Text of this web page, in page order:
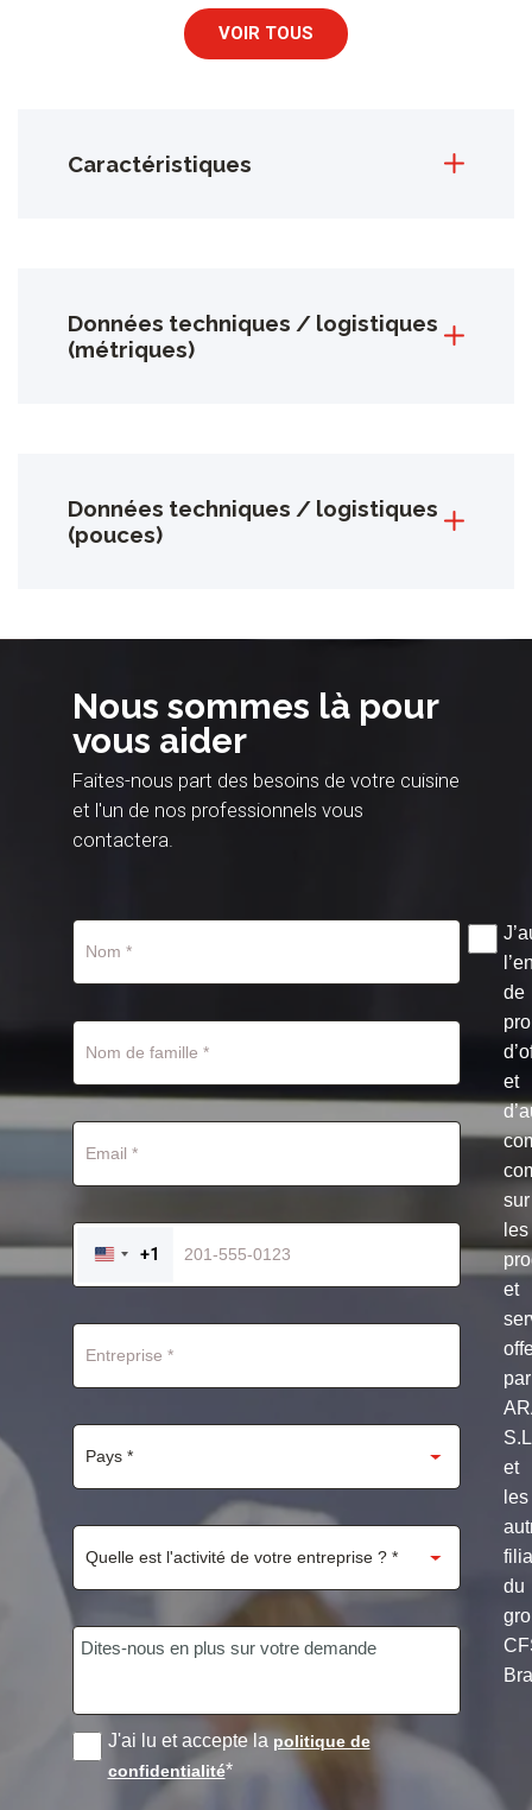
VOIR TOUS
Caractéristiques
Données techniques / logistiques
(métriques)
Données techniques / logistiques
(pouces)
Nous sommes là pour
vous aider
Faites-nous part des besoins de votre cuisine
et l'un de nos professionnels vous
contactera.
UNITED
STATES
+1
de
et
sur
les
et
par
et
les
du
J'ai lu et accepte la politique de
confidentialité*